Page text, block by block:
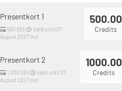
500.00
Credits
Presentkort 1
500 SEK
Valid until 07
August 2027 incl.
1000.00
Credits
Presentkort 2
1,000 SEK
Valid until 07
August 2027 incl.